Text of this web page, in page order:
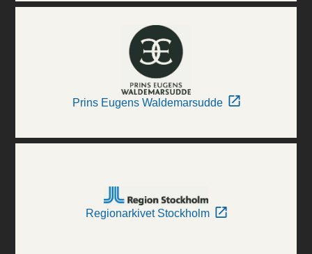
Prins Eugens Waldemarsudde
Regionarkivet Stockholm